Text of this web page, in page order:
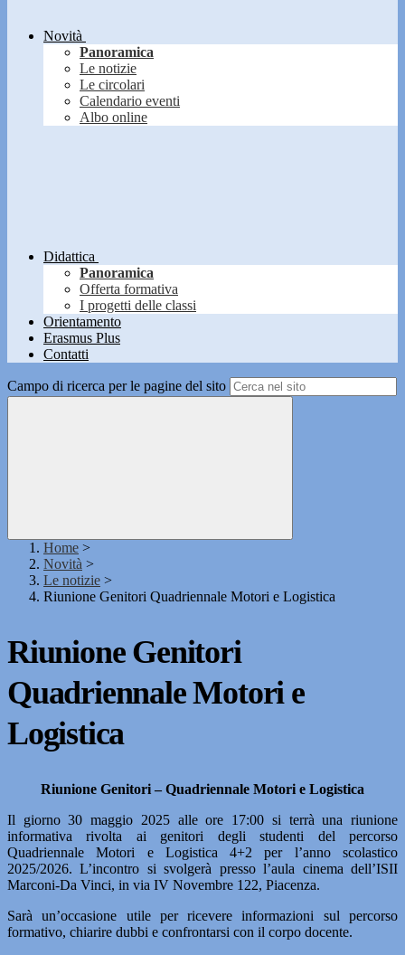
Novità
Panoramica
Le notizie
Le circolari
Calendario eventi
Albo online
Didattica
Panoramica
Offerta formativa
I progetti delle classi
Orientamento
Erasmus Plus
Contatti
Campo di ricerca per le pagine del sito
Home >
Novità >
Le notizie >
Riunione Genitori Quadriennale Motori e Logistica
Riunione Genitori
Quadriennale Motori e
Logistica
Riunione Genitori – Quadriennale Motori e Logistica
Il giorno 30 maggio 2025 alle ore 17:00 si terrà una riunione
informativa rivolta ai genitori degli studenti del percorso
Quadriennale Motori e Logistica 4+2 per l’anno scolastico
2025/2026. L’incontro si svolgerà presso l’aula cinema dell’ISII
Marconi-Da Vinci, in via IV Novembre 122, Piacenza.
Sarà un’occasione utile per ricevere informazioni sul percorso
formativo, chiarire dubbi e confrontarsi con il corpo docente.